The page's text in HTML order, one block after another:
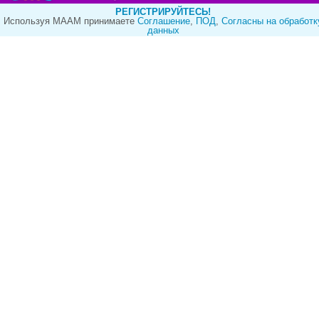
РЕГИСТРИРУЙТЕСЬ!
Используя МААМ принимаете Cоглашение, ПОД, Согласны на
данных